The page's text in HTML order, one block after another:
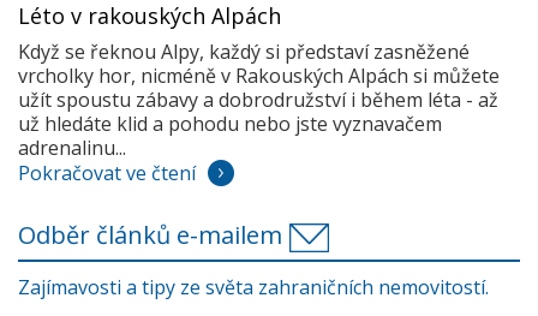
Léto v rakouských Alpách
Když se řeknou Alpy, každý si představí zasněžené
vrcholky hor, nicméně v Rakouských Alpách si můžete
užít spoustu zábavy a dobrodružství i během léta - až
už hledáte klid a pohodu nebo jste vyznavačem
adrenalinu...
Pokračovat ve čtení
Odběr článků e-mailem
Zajímavosti a tipy ze světa zahraničních nemovitostí.